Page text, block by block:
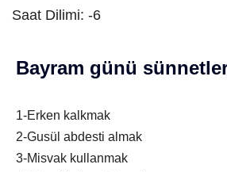
Saat Dilimi: -6
Bayram günü
1-Erken kalkmak
2-Gusül abdesti almak
3-Misvak kullanmak